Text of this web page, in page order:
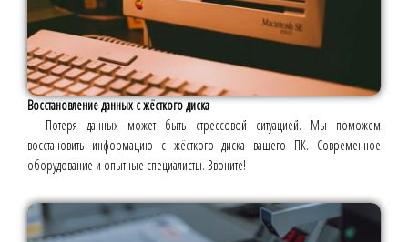
Восстановление данных с жёсткого диска
Потеря данных может быть стрессовой ситуацией. Мы поможем
восстановить информацию с жёсткого диска вашего ПК. Современное
оборудование и опытные специалисты. Звоните!